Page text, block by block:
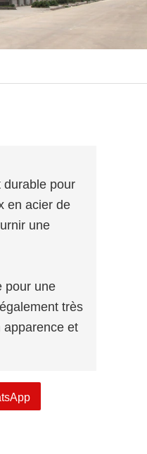
durable pour
en acier de
une
pour une
très
apparence et
permettant